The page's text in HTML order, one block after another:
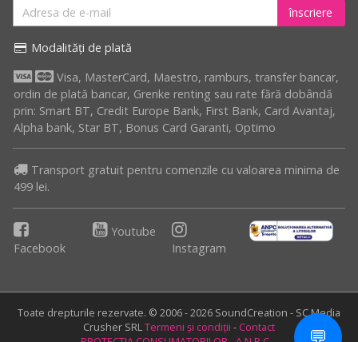
înscriere
Modalități de plată
Visa, MasterCard, Maestro, ramburs, transfer bancar,
ordin de plată bancar, Grenke renting sau rate fără dobândă
prin: Smart BT, Credit Europe Bank, First Bank, Card Avantaj,
Alpha bank, Star BT, Bonus Card Garanti, Optimo
Transport gratuit pentru comenzile cu valoarea minima de
499 lei.
Facebook
Youtube
Instagram
Toate drepturile rezervate. © 2006 - 2026 SoundCreation - SC Media
Crusher SRLTermeni și condiții - Contact